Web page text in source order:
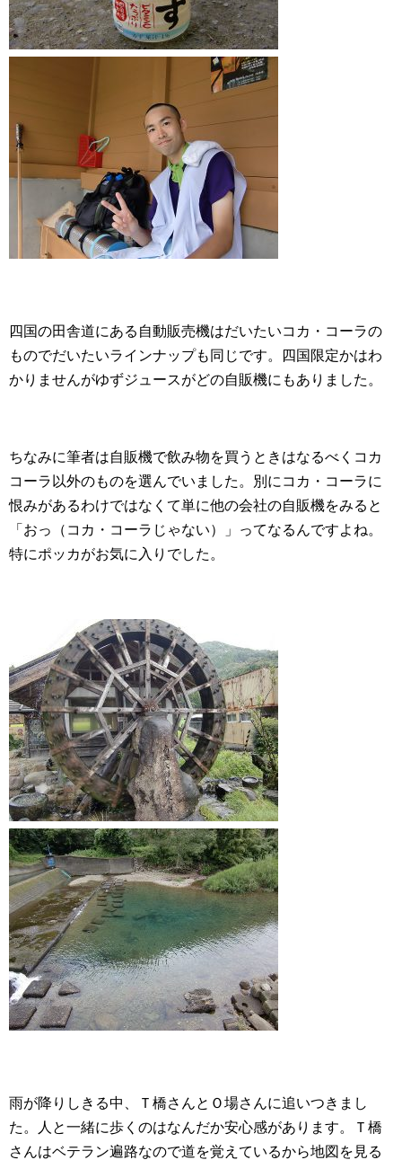
四国の田舎道にある自動販売機はだいたいコカ・コーラの
ものでだいたいラインナップも同じです。四国限定かはわ
かりませんがゆずジュースがどの自販機にもありました。
ちなみに筆者は自販機で飲み物を買うときはなるべくコカ
コーラ以外のものを選んでいました。別にコカ・コーラに
恨みがあるわけではなくて単に他の会社の自販機をみると
「おっ（コカ・コーラじゃない）」ってなるんですよね。
特にポッカがお気に入りでした。
雨が降りしきる中、Ｔ橋さんとＯ場さんに追いつきまし
た。人と一緒に歩くのはなんだか安心感があります。Ｔ橋
さんはベテラン遍路なので道を覚えているから地図を見る